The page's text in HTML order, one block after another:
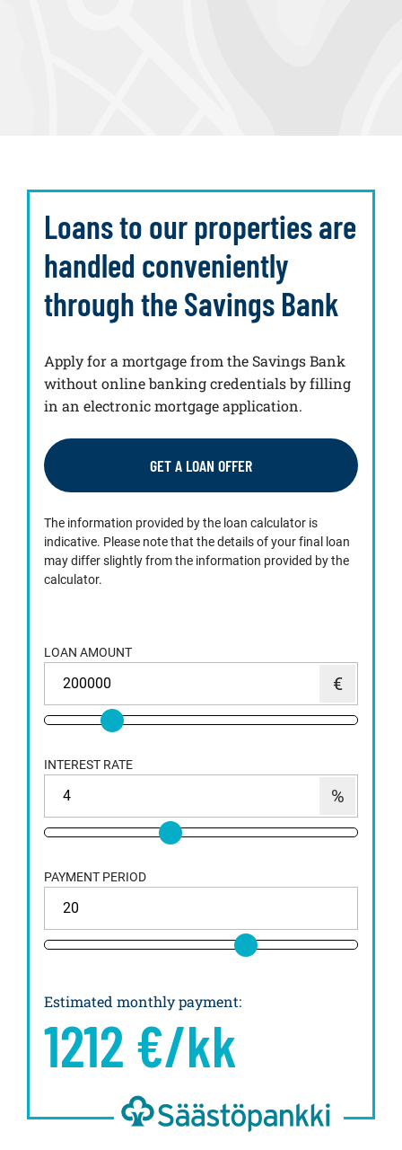
Loans to our properties are
handled conveniently
through the Savings Bank
Apply for a mortgage from the Savings Bank
without online banking credentials by filling
in an electronic mortgage application.
GET A LOAN OFFER
The information provided by the loan calculator is
indicative. Please note that the details of your final loan
may differ slightly from the information provided by the
calculator.
LOAN AMOUNT
INTEREST RATE
PAYMENT PERIOD
Estimated monthly payment:
1212 €/kk